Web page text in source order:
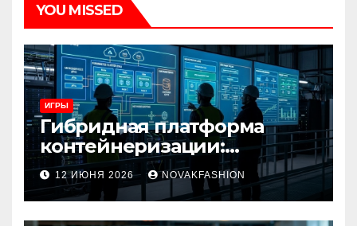
YOU MISSED
ИГРЫ
Гибридная платформа
контейнеризации:
архитектура, особенности
и сценарии использования
12 ИЮНЯ 2026 NOVAKFASHION